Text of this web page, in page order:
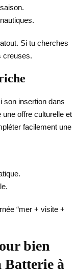
Si tu cherches
creuses.
son insertion dans
offre culturelle et
facilement une
“mer + visite +
bien
Batterie à